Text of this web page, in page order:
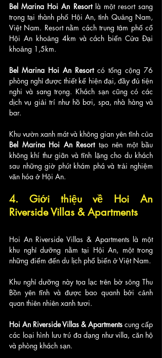
Bel Marina Hoi An Resort là một resort sang
trọng tại thành phố Hội An, tỉnh Quảng Nam,
Việt Nam. Resort nằm cách trung tâm phố cổ
Hội An khoảng 4km và cách biển Cửa Đại
khoảng 1,5km.
Bel Marina Hoi An Resort có tổng cộng 76
phòng nghỉ được thiết kế hiện đại, đầy đủ tiện
nghi và sang trọng. Khách sạn cũng có các
dịch vụ giải trí như hồ bơi, spa, nhà hàng và
bar.
Bel Marina Hoi An Resort tạo nên một bầu
không khí thư giãn và tĩnh lặng cho du khách
sau những giờ phút khám phá và trải nghiệm
văn hóa ở Hội An.
4. Giới thiệu về Hoi An
Riverside Villas & Apartments
Hoi An Riverside Villas & Apartments là một
khu nghỉ dưỡng nằm tại Hội An, một trong
những điểm đến du lịch phổ biến ở Việt Nam.
Khu nghỉ dưỡng này tọa lạc trên bờ sông Thu
Bồn yên tĩnh và được bao quanh bởi cảnh
quan thiên nhiên xanh tươi.
Hoi An Riverside Villas & Apartments cung cấp
các loại hình lưu trú đa dạng như villa, căn hộ
và phòng khách sạn.